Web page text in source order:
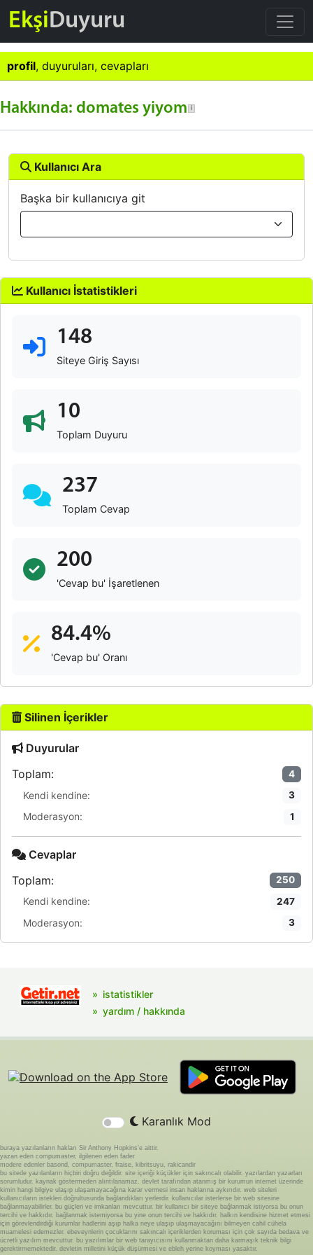
EkşiDuyuru
profil, duyuruları, cevapları
Hakkında: domates yiyom
Kullanıcı Ara
Başka bir kullanıcıya git
Kullanıcı İstatistikleri
148
Siteye Giriş Sayısı
10
Toplam Duyuru
237
Toplam Cevap
200
'Cevap bu' İşaretlenen
84.4%
'Cevap bu' Oranı
Silinen İçerikler
Duyurular
Toplam:
4
Kendi kendine: 3
Moderasyon: 1
Cevaplar
Toplam:
250
Kendi kendine: 247
Moderasyon: 3
istatistikler
yardım / hakkında
Karanlık Mod
buraya yazılanların hakları Sir Anthony Hopkins'e aittir.
yazan eden compumaster, ilgilenen eden fader
modere edenler basond, compumaster, fraise, kibritsuyu, rakicandir
bu sitede yazılanların hiçbiri doğru değildir. site içeriği küçükler için sakıncalı olabilir. yazılardan yazarları
sorumludur. kaynak göstermeden alıntılanamaz. devlet tarafından atanmış bir kurumun internet üzerinde
kimin hangi bilgiye ulaşıp ulaşamayacağına karar vermesi insan haklarına aykırıdır. web siteleri
kullanıcıların istekleri doğrultusunda bağlandıkları yerlerdir. kullanıcılar isterlerse bir web sitesine
bağlanmayabilirler. bu güçleri ve imkanları mevcuttur. bir kullanıcı bir siteye bağlanmak istiyorsa bu onun
tercihi ve hakkıdır. bağlanmak istemiyorsa bu yine onun tercihi ve hakkıdır. halkın kendisine hizmet etmesi
için görevlendirdiği kurumlar hadlerini aşıp halka neye ulaşıp ulaşmayacağını bilmeyen cahil cühela
muamelesi edemezler. ebeveynlerin çocuklarını sakıncalı içeriklerden koruması için çok sayıda bedava ve
ücretli yazılım mevcuttur. bu yazılımlar bir web tarayıcısını kullanmaktan daha karmaşık teknik bilgi
gerektirmemektedir. devletin milletini küçük düşürmesi ve ebleh yerine koyması yasaktır.